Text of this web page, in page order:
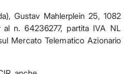
Gustav Mahlerplein 25, 1082
al n. 64236277, partita IVA NL
Mercato Telematico Azionario